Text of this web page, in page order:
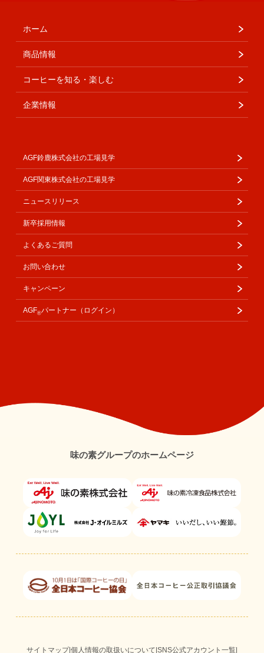
ホーム
商品情報
コーヒーを知る・楽しむ
企業情報
AGF鈴鹿株式会社の工場見学
AGF関東株式会社の工場見学
ニュースリリース
新卒採用情報
よくあるご質問
お問い合わせ
キャンペーン
AGF®パートナー（ログイン）
味の素グループのホームページ
サイトマップ|個人情報の取扱いについて SNS公式アカウント一覧